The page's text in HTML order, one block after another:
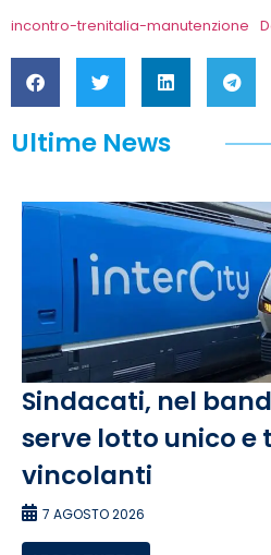
incontro-trenitalia-manutenzione
Ultime News
Sindacati, nel
serve lotto unico e
vincolanti
7 AGOSTO 2026